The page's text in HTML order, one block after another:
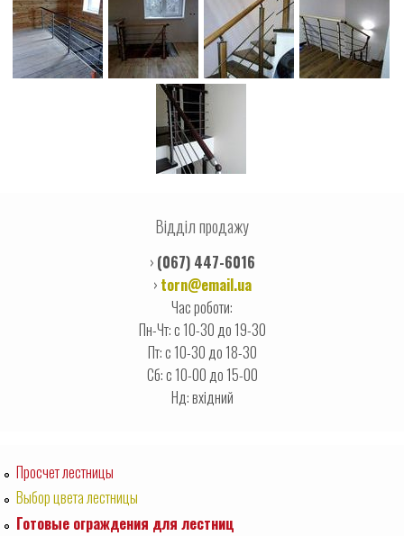
Відділ продажу
› (067) 447-6016
› torn@email.ua
Час роботи:
Пн-Чт: с 10-30 до 19-30
Пт: с 10-30 до 18-30
Сб: с 10-00 до 15-00
Нд: вхідний
Просчет лестницы
Выбор цвета лестницы
Готовые ограждения для лестниц